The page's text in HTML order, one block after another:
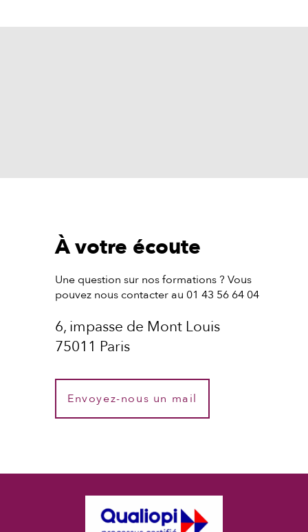
À votre écoute
Une question sur nos formations ? Vous
pouvez nous contacter au 01 43 56 64 04
6, impasse de Mont Louis
75011 Paris
Envoyez-nous un mail